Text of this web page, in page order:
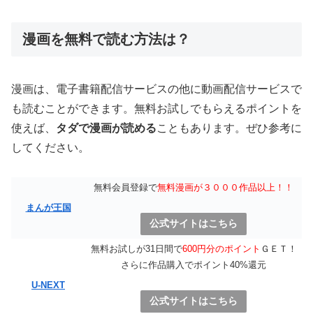
漫画を無料で読む方法は？
漫画は、電子書籍配信サービスの他に動画配信サービスで
も読むことができます。無料お試しでもらえるポイントを
使えば、 タダで漫画が読めることもあります。ぜひ参考に
してください。
まんが王国
無料会員登録で無料漫画が３０００作品以上！！
公式サイトはこちら
U-NEXT
無料お試しが31日間で600円分のポイント ＧＥＴ！
さらに作品購入でポイント40%還元
公式サイトはこちら